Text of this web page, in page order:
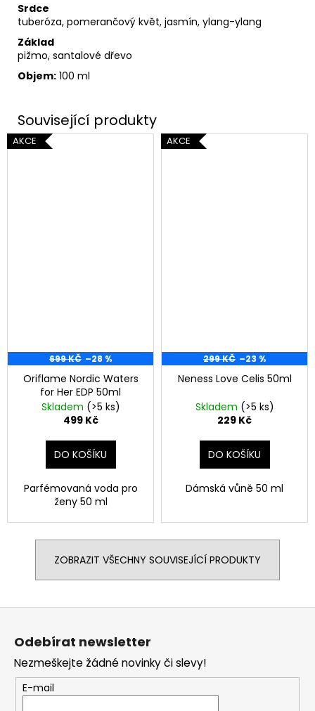
Srdce
tuberóza, pomerančový květ, jasmín, ylang-ylang
Základ
pižmo, santalové dřevo
Objem: 100 ml
AKCE
699 KČ –28 %
Oriflame Nordic Waters
for Her EDP 50ml
Skladem (>5 ks)
499 Kč
DO KOŠÍKU
Parfémovaná voda pro
ženy50 ml
AKCE
299 KČ –23 %
Neness Love Celis 50ml
Skladem (>5 ks)
229 Kč
DO KOŠÍKU
Dámská vůně 50 ml
ZOBRAZIT VŠECHNY SOUVISEJÍCÍ PRODUKTY
Z
Odebírat newsletter
Nezmeškejte žádné novinky či slevy!
E-mail